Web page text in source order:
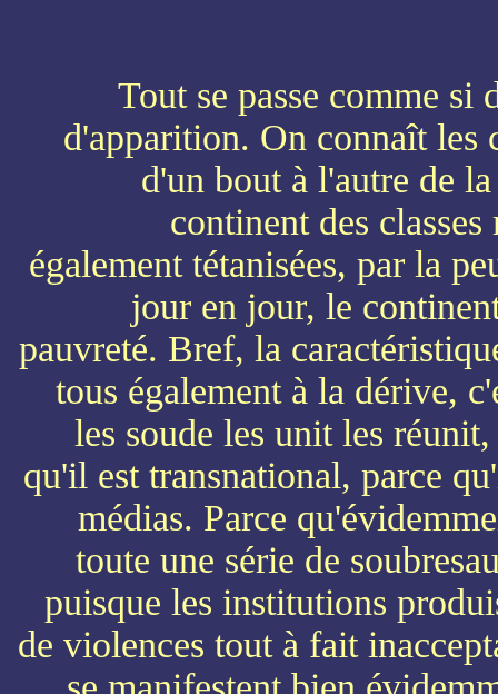
Tout se passe comme si
d'apparition. On connaît les
d'un bout à l'autre de
continent des
également tétanisées, par la
jour en jour, le
pauvreté. Bref, la
tous également à la dérive,
les soude les unit les
qu'il est transnational, parce
médias. Parce
toute une série de
puisque les institutions
de violences tout à fait